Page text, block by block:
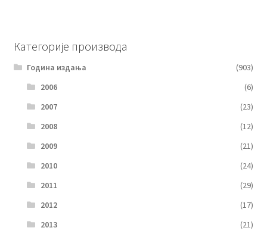
Категорије производа
Година издања
(903)
2006
(6)
2007
(23)
2008
(12)
2009
(21)
2010
(24)
2011
(29)
2012
(17)
2013
(21)